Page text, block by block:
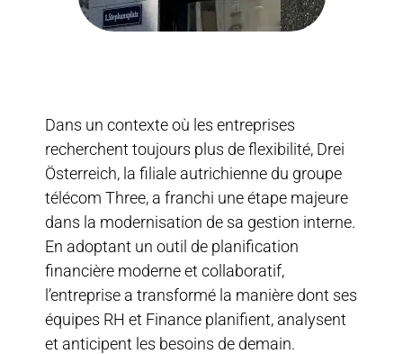
Dans un contexte où les entreprises
recherchent toujours plus de flexibilité, Drei
Österreich, la filiale autrichienne du groupe
télécom Three, a franchi une étape majeure
dans la modernisation de sa gestion interne.
En adoptant un outil de planification
financière moderne et collaboratif,
l’entreprise a transformé la manière dont ses
équipes RH et Finance planifient, analysent
et anticipent les besoins de demain.